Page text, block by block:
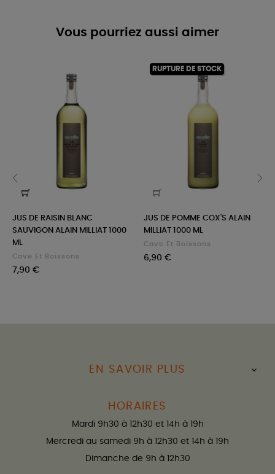
Vous pourriez aussi aimer
JUS DE RAISIN BLANC
SAUVIGON ALAIN MILLIAT 1000
ML
Cave Et Boissons
Prix
7,90 €
RUPTURE DE STOCK
JUS DE POMME COX'S ALAIN
MILLIAT 1000 ML
Cave Et Boissons
Prix
6,90 €
EN SAVOIR PLUS 
HORAIRES
Mardi 9h30 à 12h30 et 14h à 19h
Mercredi au samedi 9h à 12h30 et 14h à 19h
Dimanche de 9h à 12h30